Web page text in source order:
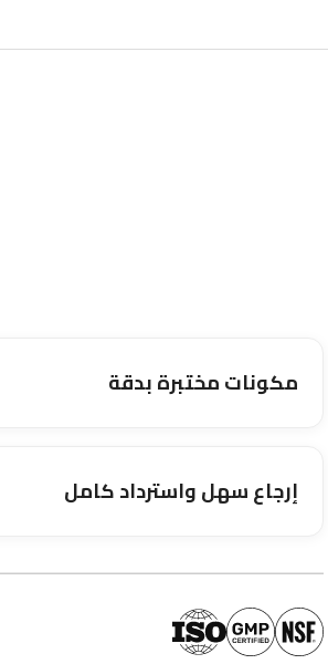
مكونات مختبرة بدقة
إرجاع سهل واسترداد كامل